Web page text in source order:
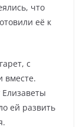
что
её к
с
вместе.
ей развить